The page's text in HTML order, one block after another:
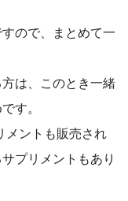
ので、まとめて一
は、このとき一緒
す。
メントも販売され
プリメントもあり